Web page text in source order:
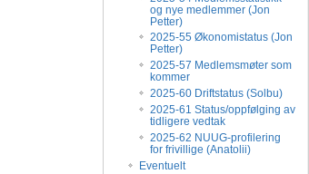
og nye medlemmer (Jon
Petter)
2025-55 Økonomistatus (Jon
Petter)
2025-57 Medlemsmøter som
kommer
2025-60 Driftstatus (Solbu)
2025-61 Status/oppfølging av
tidligere vedtak
2025-62 NUUG-profilering
for frivillige (Anatolii)
Eventuelt